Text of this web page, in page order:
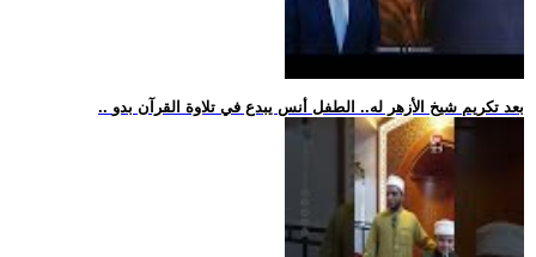
.. بعد تكريم شيخ الأزهر له.. الطفل أنس يبدع في تلاوة القرآن بدو